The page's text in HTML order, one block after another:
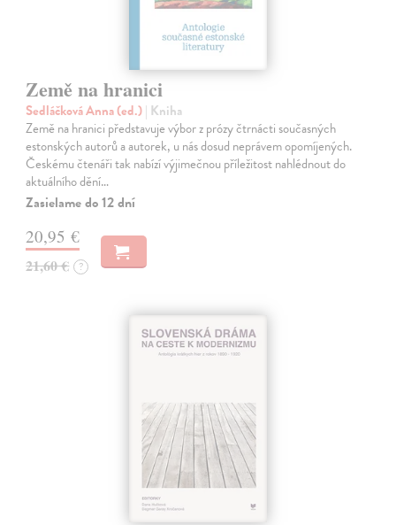
Země na hranici
Sedláčková Anna (ed.)| Kniha
Země na hranici představuje výbor z prózy čtrnácti současných
estonských autorů a autorek, u nás dosud neprávem opomíjených.
Českému čtenáři tak nabízí výjimečnou příležitost nahlédnout do
aktuálního dění…
Zasielame do 12 dní
20,95 €
21,60 € ?